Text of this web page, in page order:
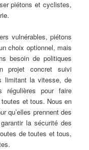
piétons et cyclistes,
vulnérables, piétons
choix optionnel, mais
besoin de politiques
projet concret suivi
limitant la vitesse, de
régulières pour faire
et tous. Nous en
qu’elles prennent des
la sécurité des
de toutes et tous,